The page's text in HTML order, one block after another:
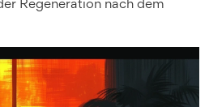
Regeneration nach dem